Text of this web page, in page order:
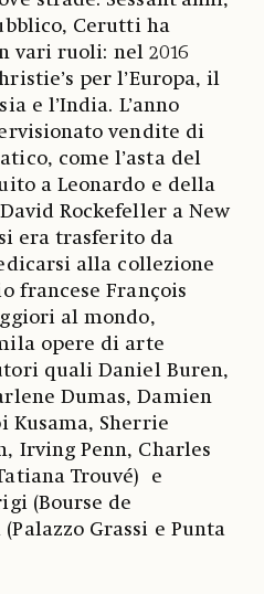
Cerutti ha
vari ruoli: nel 2016
per l’Europa, il
e l’India. L’anno
vendite di
come l’asta del
a Leonardo e della
Rockefeller a New
era trasferito da
alla collezione
francese François
al mondo,
opere di arte
quali Daniel Buren,
Dumas, Damien
Kusama, Sherrie
Irving Penn, Charles
Trouvé) e
(Bourse de
Grassi e Punta